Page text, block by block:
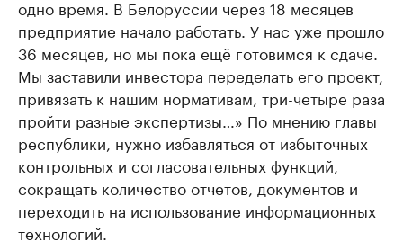
одно время. В Белоруссии через 18 месяцев
предприятие начало работать. У нас уже прошло
36 месяцев, но мы пока ещё готовимся к сдаче.
Мы заставили инвестора переделать его проект,
привязать к нашим нормативам, три-четыре раза
пройти разные экспертизы…» По мнению главы
республики, нужно избавляться от избыточных
контрольных и согласовательных функций,
сокращать количество отчетов, документов и
переходить на использование информационных
технологий.